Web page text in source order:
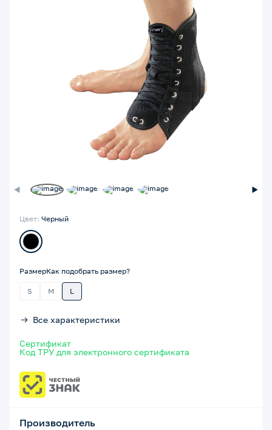
Цвет: Черный
РазмерКак подобрать размер?
S M L
Все характеристики
Сертификат
Код ТРУ для электронного сертификата
Производитель